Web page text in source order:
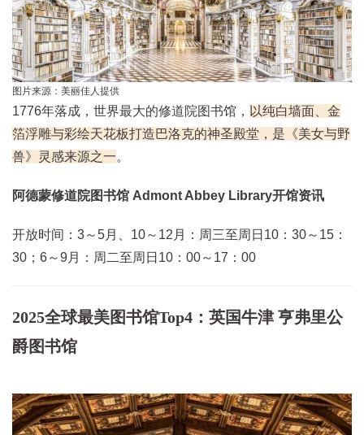
图片来源：美丽佳人提供
1776年落成，世界最大的修道院图书馆， 以纯白墙面、金
箔浮雕与彩绘天花板打造巴洛克的神圣殿堂，是《美女与野
兽》灵感来源之一。
阿德蒙修道院图书馆 Admont Abbey Library开馆资讯
开放时间：3～5月、10～12月：周三至周日10：30～15：
30；6～9月：周二至周日10：00～17：00
2025全球最美图书馆Top4：英国牛津 亨弗里公
爵图书馆